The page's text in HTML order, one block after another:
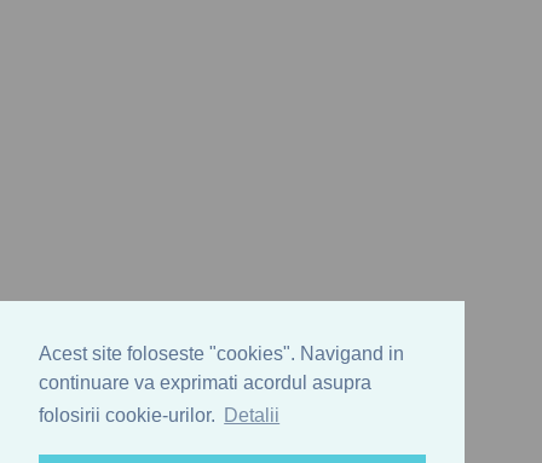
Acest site foloseste "cookies". Navigand in
continuare va exprimati acordul asupra
folosirii cookie-urilor.
Detalii